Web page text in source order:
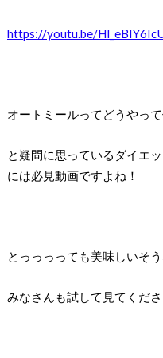
https://youtu.be/
オートミールってどうやっ
と疑問に思っているダイエ
には必見動画ですよね！
とっっっっても美味しいそ
みなさんも試して見てくださ